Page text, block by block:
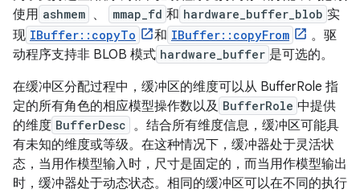
使用 ashmem 、 mmap_fd 和 hardware_buffer_blob 实
现 IBuffer::copyTo 和 IBuffer::copyFrom
。驱
动程序支持非 BLOB 模式 hardware_buffer 是可选的。
在缓冲区分配过程中，缓冲区的维度可以从 BufferRole 指
定的所有角色的相应模型操作数以及 BufferRole 中提供
的维度 BufferDesc 。结合所有维度信息，缓冲区可能具
有未知的维度或等级。在这种情况下，缓冲器处于灵活状
态，当用作模型输入时，尺寸是固定的，而当用作模型输出
时，缓冲器处于动态状态。相同的缓冲区可以在不同的执行